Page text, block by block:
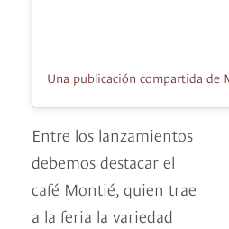
Entre los lanzamientos
debemos destacar el
café Montié, quien trae
a la feria la variedad